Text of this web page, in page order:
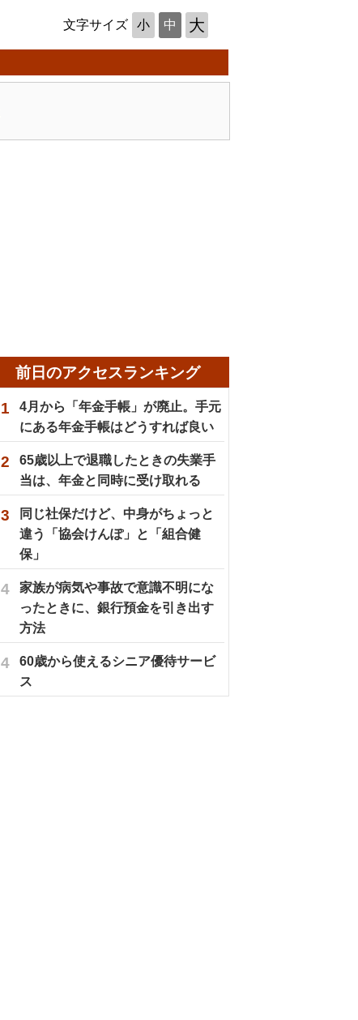
文字サイズ 小 中 大
前日のアクセスランキング
1
4月から「年金手帳」が廃止。手元
にある年金手帳はどうすれば良い
2
65歳以上で退職したときの失業手
当は、年金と同時に受け取れる
3
同じ社保だけど、中身がちょっと
違う「協会けんぽ」と「組合健
保」
4
家族が病気や事故で意識不明にな
ったときに、銀行預金を引き出す
方法
4
60歳から使えるシニア優待サービ
ス